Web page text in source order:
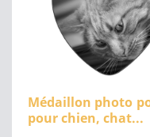
Médaillon photo
pour chien, chat...